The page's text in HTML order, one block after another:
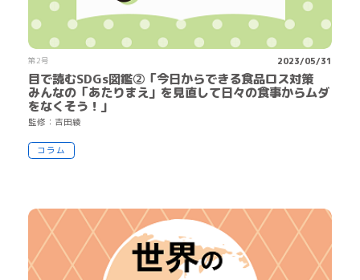
第2号 2023/05/31
目で読むSDGs図鑑②「今日からできる食品ロス対策
みんなの「あたりまえ」を見直して日々の食事からムダ
をなくそう！」
監修 ： 吉田綾
コラム